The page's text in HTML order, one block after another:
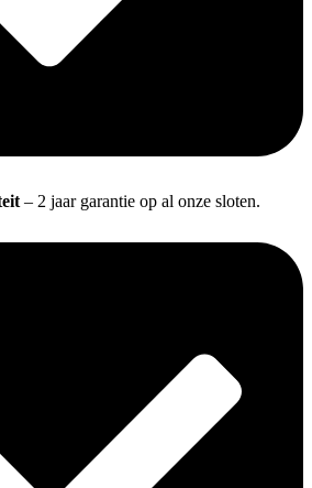
– 2 jaar garantie op al onze sloten.